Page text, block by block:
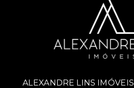
ALEXANDRE LINS IMÓVEIS